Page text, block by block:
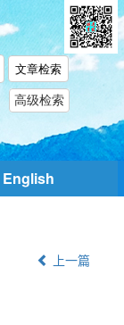
English
上一篇